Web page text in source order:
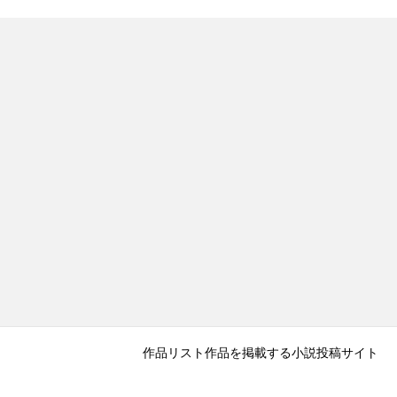
作品リスト作品を掲載する小説投稿サイト